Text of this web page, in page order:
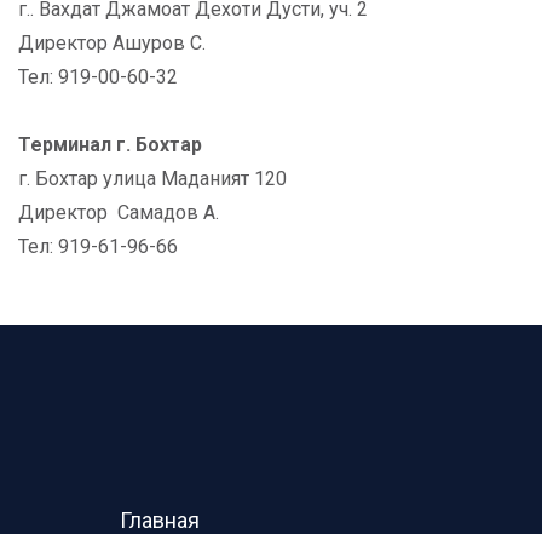
г.. Вахдат Джамоат Дехоти Дусти, уч. 2
Директор Ашуров С.
Тел: 919-00-60-32
Терминал г. Бохтар
г. Бохтар улица Маданият 120
Директор Самадов А.
Тел: 919-61-96-66
Главная